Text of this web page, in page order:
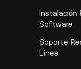
Instalación
Software
Soporte
Línea